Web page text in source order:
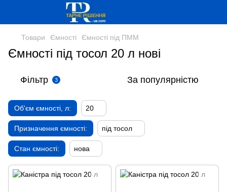
Товари Ємності Ємності під ПММ
Ємності під тосол 20 л нові
Фільтр 3 За популярністю
Об'єм ємності, л: 20
Призначення ємності: під тосол
Стан ємності: нова